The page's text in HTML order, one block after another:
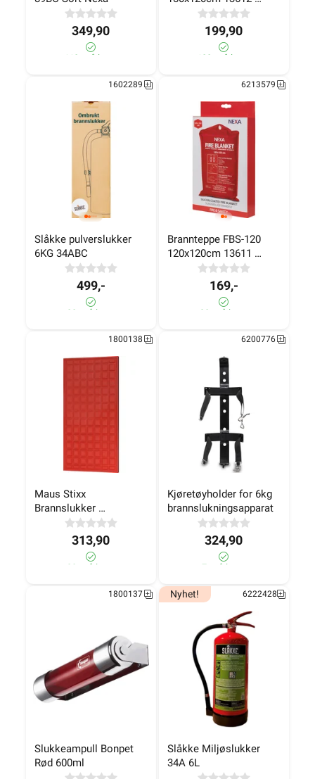
349,90
110+ på lager
199,90
100+ på lager
Slåkke pulverslukker
6KG 34ABC
1602289
499,-
80± på lager
Brannteppe FBS-120
120x120cm 13611
6213579
169,-
20± på lager
Maus Stixx
Brannslukker
Klistremerke
1800138
313,90
20± på lager
Kjøretøyholder for 6kg
brannslukningsapparat
6200776
324,90
7± på lager
Slukkeampull Bonpet
Rød 600ml
1800137
Slåkke Miljøslukker
34A 6L
Nyhet! 6222428